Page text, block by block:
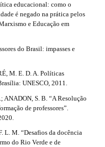
educacional: como o
é negado na prática pelos
e Educação em
do Brasil: impasses e
M. E. D. A. Políticas
UNESCO, 2011.
ANADON, S. B. “A Resolução
de professores”.
L. M. “Desafios da docência
do Rio Verde e de